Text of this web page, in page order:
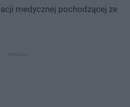
medycznej pochodzącej ze